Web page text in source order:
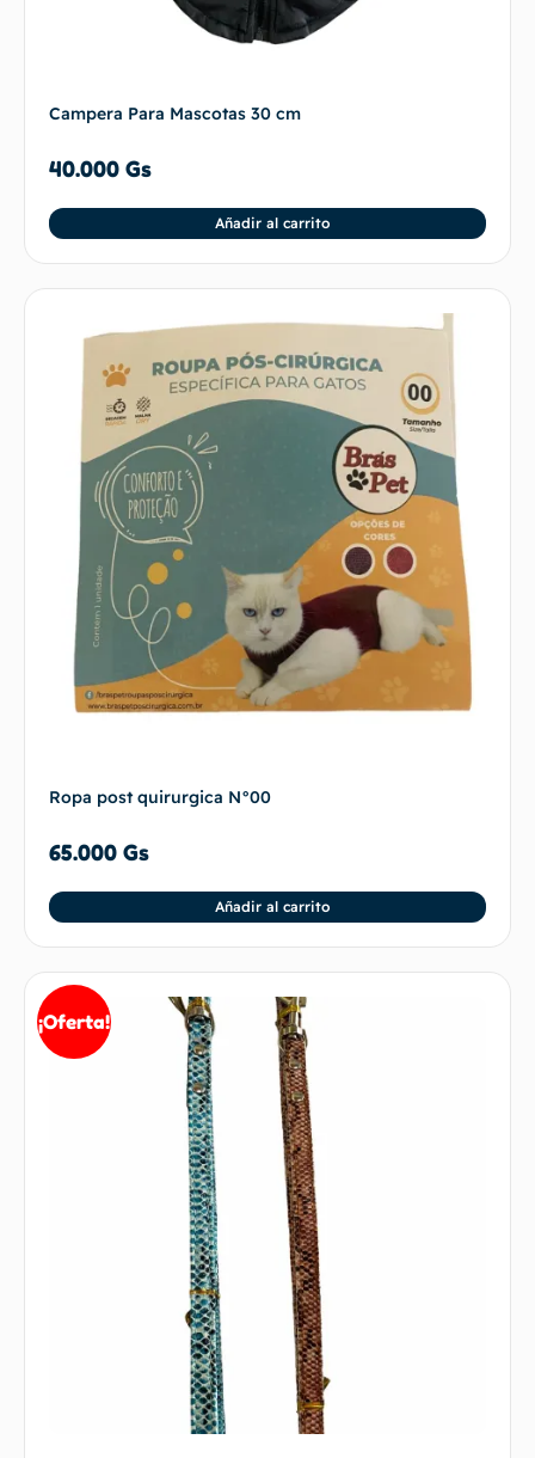
Campera Para Mascotas 30 cm
40.000 Gs
Añadir al carrito
Ropa post quirurgica N°00
65.000 Gs
Añadir al carrito
¡Oferta!